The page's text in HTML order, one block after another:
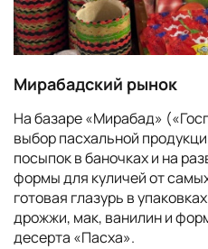
Мирабадский рынок
На базаре «Мирабад»
выбор пасхальной
посыпок в баночках и на
формы для куличей от
готовая глазурь в
дрожжи, мак, ванилин и
десерта «Пасха».